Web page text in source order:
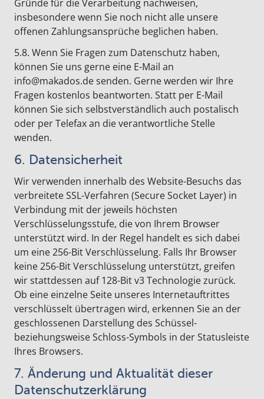
Gründe für die Verarbeitung nachweisen,
insbesondere wenn Sie noch nicht alle unsere
offenen Zahlungsansprüche beglichen haben.
5.8. Wenn Sie Fragen zum Datenschutz haben,
können Sie uns gerne eine E-Mail an
info@makados.de senden. Gerne werden wir Ihre
Fragen kostenlos beantworten. Statt per E-Mail
können Sie sich selbstverständlich auch postalisch
oder per Telefax an die verantwortliche Stelle
wenden.
6. Datensicherheit
Wir verwenden innerhalb des Website-Besuchs das
verbreitete SSL-Verfahren (Secure Socket Layer) in
Verbindung mit der jeweils höchsten
Verschlüsselungsstufe, die von Ihrem Browser
unterstützt wird. In der Regel handelt es sich dabei
um eine 256-Bit Verschlüsselung. Falls Ihr Browser
keine 256-Bit Verschlüsselung unterstützt, greifen
wir stattdessen auf 128-Bit v3 Technologie zurück.
Ob eine einzelne Seite unseres Internetauftrittes
verschlüsselt übertragen wird, erkennen Sie an der
geschlossenen Darstellung des Schüssel-
beziehungsweise Schloss-Symbols in der Statusleiste
Ihres Browsers.
7. Änderung und Aktualität dieser
Datenschutzerklärung